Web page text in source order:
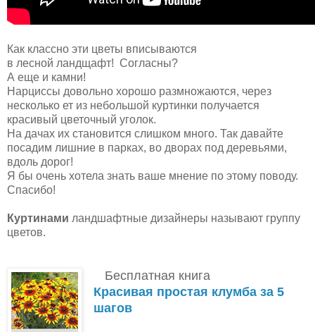
Как классно эти цветы вписываются
в лесной ландщафт! Согласны?
А еще и камни!
Нарциссы довольно хорошо размножаются, через
несколько ет из небольшой куртинки получается
красивый цветочный уголок.
На дачах их становится слишком много. Так давайте
посадим лишние в парках, во дворах под деревьями,
вдоль дорог!
Я бы очень хотела знать ваше мнение по этому поводу.
Спасибо!
Куртинами ландшафтные дизайнеры называют группу
цветов.
Бесплатная книга
Красивая простая клумба за 5
шагов